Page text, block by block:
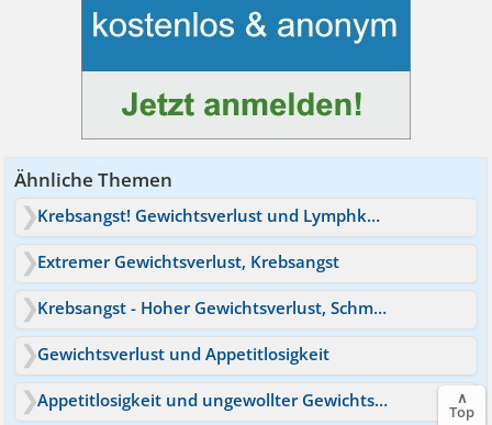
Ähnliche Themen
Krebsangst! Gewichtsverlust und Lymphknotenschwellung
Extremer Gewichtsverlust, Krebsangst
Krebsangst - Hoher Gewichtsverlust, Schmerzen, Juckreiz
Gewichtsverlust und Appetitlosigkeit
Appetitlosigkeit und ungewollter Gewichtsverlust ∧
Top